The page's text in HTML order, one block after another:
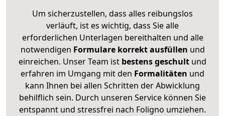
Um sicherzustellen, dass alles reibungslos
verläuft, ist es wichtig, dass Sie alle
erforderlichen Unterlagen bereithalten und alle
notwendigen Formulare korrekt ausfüllen und
einreichen. Unser Team ist bestens geschult und
erfahren im Umgang mit den Formalitäten und
kann Ihnen bei allen Schritten der Abwicklung
behilflich sein. Durch unseren Service können Sie
entspannt und stressfrei nach Foligno umziehen.